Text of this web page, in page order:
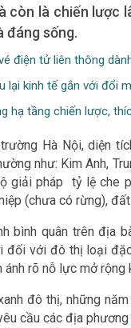
còn là chiến lược
đáng sống.
điện tử liên thông
lại kinh tế gắn với đổi
hạ tầng chiến lược,
Hà Nội, diện
như: Kim Anh,
giải pháp tỷ lệ che
(chưa có rừng),
bình quân trên địa
đối với đô thị loại
rõ nỗ lực mở rộng
đô thị, những
cầu các địa